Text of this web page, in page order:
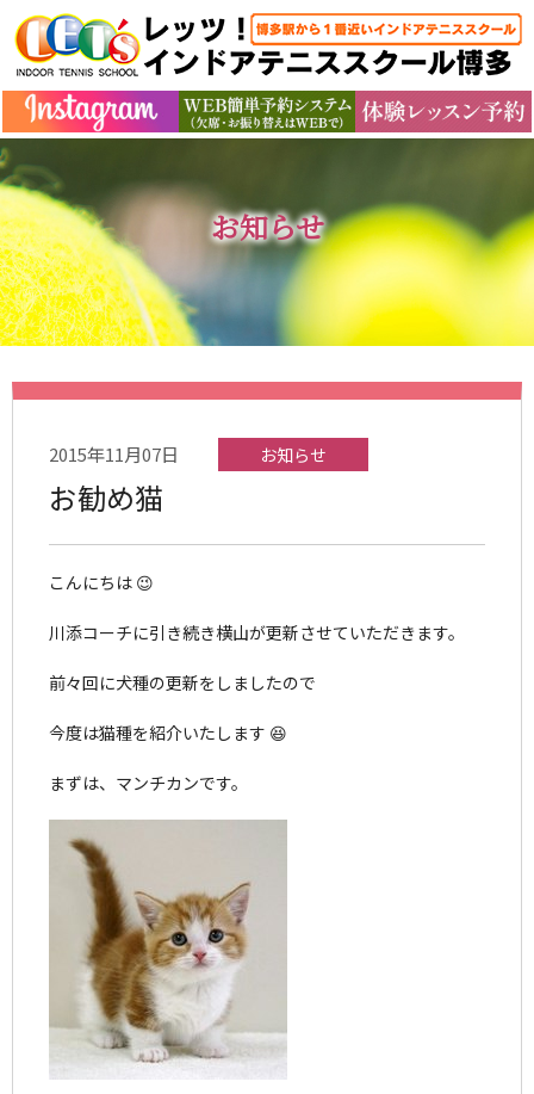
お知らせ
2015年11月07日 お知らせ
お勧め猫
こんにちは 😉
川添コーチに引き続き横山が更新させていただきます。
前々回に犬種の更新をしましたので
今度は猫種を紹介いたします 😆
まずは、マンチカンです。